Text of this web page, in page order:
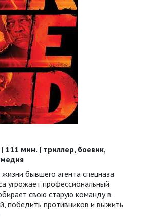
111 мин. | триллер, боевик,
бывшего агента спецназа
угрожает профессиональный
свою старую команду в
победить противников и выжить